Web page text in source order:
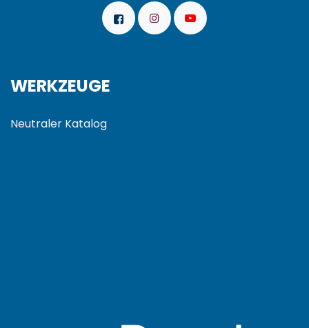
WERKZEUGE
Neutraler Katalog